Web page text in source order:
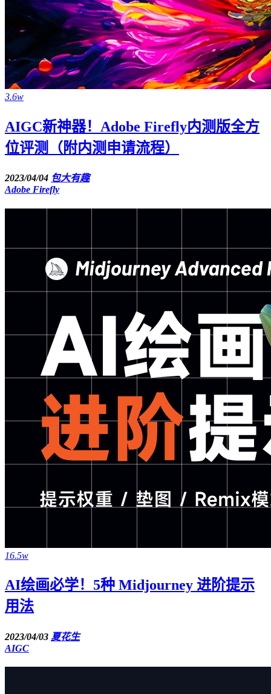
3.6w
AIGC新神器！Adobe Firefly内测版全方
位评测（附内测申请流程）
2023/04/04 包大有趣
Adobe Firefly
16.5w
AI绘画必学！5种 Midjourney 进阶提示
用法
2023/04/03 夏花生
AIGC